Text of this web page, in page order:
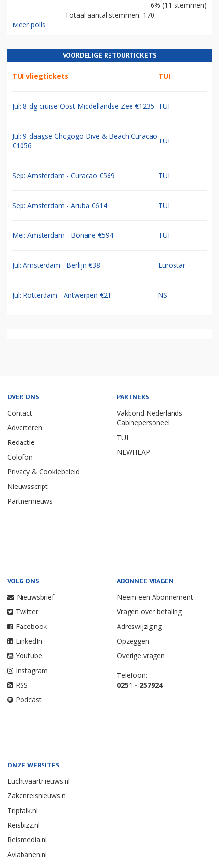
6% (11 stemmen)
Totaal aantal stemmen: 170
Meer polls
VOORDELIGE RETOURTICKETS
TUI vliegtickets TUI
Jul: 8-dg cruise Oost Middellandse Zee €1235 TUI
Jul: 9-daagse Chogogo Dive & Beach Curacao
€1056
TUI
Sep: Amsterdam - Curacao €569 TUI
Sep: Amsterdam - Aruba €614 TUI
Mei: Amsterdam - Bonaire €594 TUI
Jul: Amsterdam - Berlijn €38 Eurostar
Jul: Rotterdam - Antwerpen €21 NS
OVER ONS
Contact
Adverteren
Redactie
Colofon
Privacy & Cookiebeleid
Nieuwsscript
Partnernieuws
PARTNERS
Vakbond Nederlands
Cabinepersoneel
TUI
NEWHEAP
VOLG ONS
Nieuwsbrief
Twitter
Facebook
LinkedIn
Youtube
Instagram
RSS
Podcast
ABONNEE VRAGEN
Neem een Abonnement
Vragen over betaling
Adreswijziging
Opzeggen
Overige vragen
Telefoon:
0251 - 257924
ONZE WEBSITES
Luchtvaartnieuws.nl
Zakenreisnieuws.nl
Triptalk.nl
Reisbizz.nl
Reismedia.nl
Aviabanen.nl